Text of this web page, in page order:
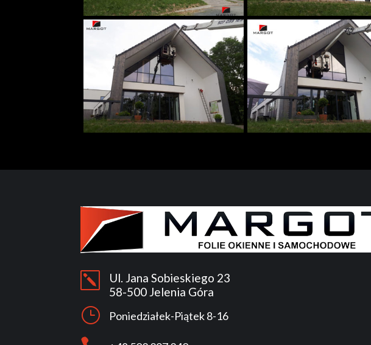
k
Ul. Jana Sobieskiego 23
58-500 Jelenia Góra
} Poniedziałek-Piątek 8-16